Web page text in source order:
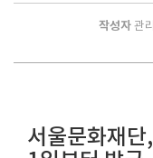
작성자관
서울문화재